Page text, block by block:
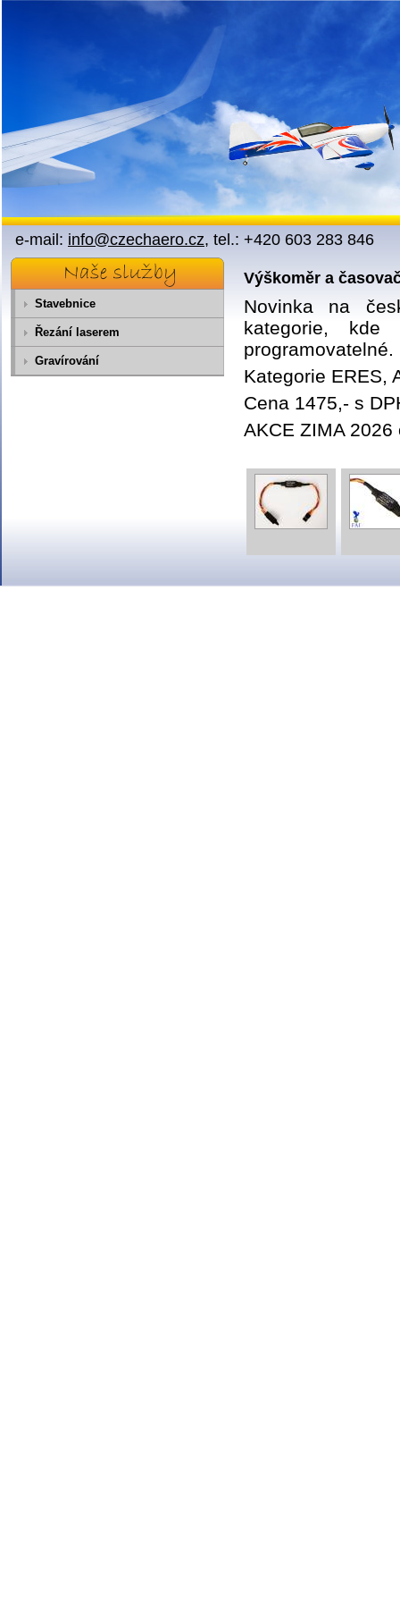
e-mail: info@czechaero.cz, tel.: +420 603 283 846
Stavebnice
Řezání laserem
Gravírování
Výškoměr a
Novinka na
kategorie,
programovatelné.
Kategorie ERES,
Cena 1475,- s
AKCE ZIMA